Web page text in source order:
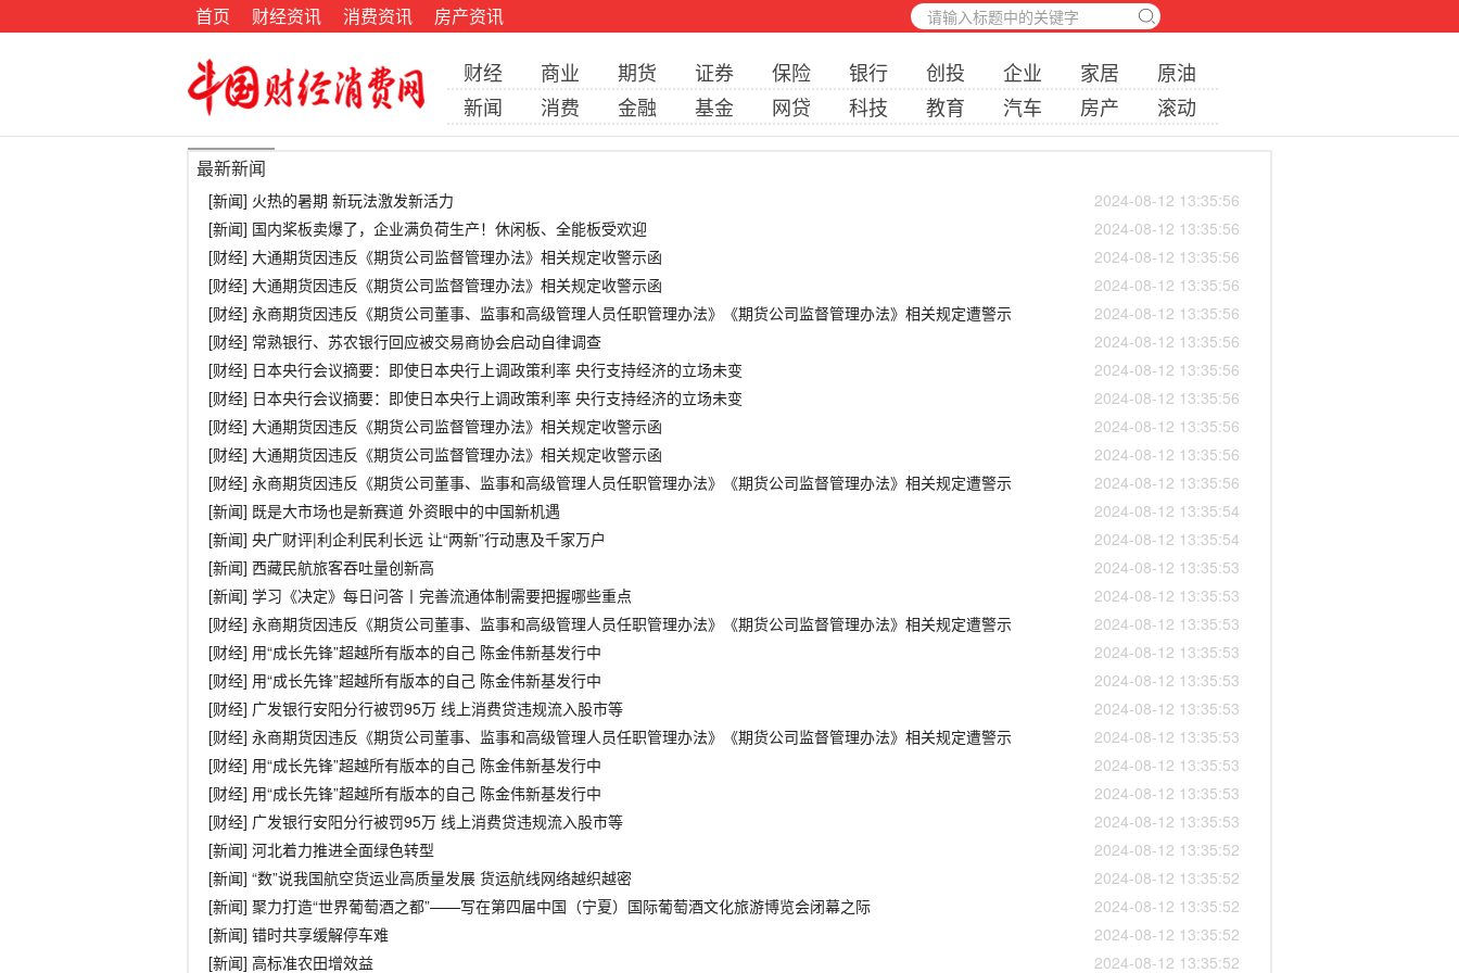
首页 财经资讯 消费资讯 房产资讯
财经 商业 期货 证券 保险 银行 创投 企业 家居
原油
新闻
消费 金融 基金 网贷 科技 教育 汽车 房产 滚动
最新新闻
[新闻] 火热的暑期 新玩法激发新活力
2024-08-12 13:35:56
[新闻] 国内桨板卖爆了，企业满负荷生产！休闲板、全能板受欢迎
2024-08-12 13:35:56
[财经] 大通期货因违反《期货公司监督管理办法》相关规定收警示函
2024-08-12 13:35:56
[财经] 大通期货因违反《期货公司监督管理办法》相关规定收警示函
2024-08-12 13:35:56
[财经] 永商期货因违反《期货公司董事、监事和高级管理人员任职管理办法》《期货公司监督管理办法》相关规定遭警示
2024-08-12 13:35:56
[财经] 常熟银行、苏农银行回应被交易商协会启动自律调查
2024-08-12 13:35:56
[财经] 日本央行会议摘要：即使日本央行上调政策利率 央行支持经济的立场未变
2024-08-12 13:35:56
[财经] 日本央行会议摘要：即使日本央行上调政策利率 央行支持经济的立场未变
2024-08-12 13:35:56
[财经] 大通期货因违反《期货公司监督管理办法》相关规定收警示函
2024-08-12 13:35:56
[财经] 大通期货因违反《期货公司监督管理办法》相关规定收警示函
2024-08-12 13:35:56
[财经] 永商期货因违反《期货公司董事、监事和高级管理人员任职管理办法》《期货公司监督管理办法》相关规定遭警示
2024-08-12 13:35:56
[新闻] 既是大市场也是新赛道 外资眼中的中国新机遇
2024-08-12 13:35:54
[新闻] 央广财评|利企利民利长远 让“两新”行动惠及千家万户
2024-08-12 13:35:54
[新闻] 西藏民航旅客吞吐量创新高
2024-08-12 13:35:53
[新闻] 学习《决定》每日问答丨完善流通体制需要把握哪些重点
2024-08-12 13:35:53
[财经] 永商期货因违反《期货公司董事、监事和高级管理人员任职管理办法》《期货公司监督管理办法》相关规定遭警示
2024-08-12 13:35:53
[财经] 用“成长先锋”超越所有版本的自己 陈金伟新基发行中
2024-08-12 13:35:53
[财经] 用“成长先锋”超越所有版本的自己 陈金伟新基发行中
2024-08-12 13:35:53
[财经] 广发银行安阳分行被罚95万 线上消费贷违规流入股市等
2024-08-12 13:35:53
[财经] 永商期货因违反《期货公司董事、监事和高级管理人员任职管理办法》《期货公司监督管理办法》相关规定遭警示
2024-08-12 13:35:53
[财经] 用“成长先锋”超越所有版本的自己 陈金伟新基发行中
2024-08-12 13:35:53
[财经] 用“成长先锋”超越所有版本的自己 陈金伟新基发行中
2024-08-12 13:35:53
[财经] 广发银行安阳分行被罚95万 线上消费贷违规流入股市等
2024-08-12 13:35:53
[新闻] 河北着力推进全面绿色转型
2024-08-12 13:35:52
[新闻] “数”说我国航空货运业高质量发展 货运航线网络越织越密
2024-08-12 13:35:52
[新闻] 聚力打造“世界葡萄酒之都”——写在第四届中国（宁夏）国际葡萄酒文化旅游博览会闭幕之际
2024-08-12 13:35:52
[新闻] 错时共享缓解停车难
2024-08-12 13:35:52
[新闻] 高标准农田增效益
2024-08-12 13:35:52